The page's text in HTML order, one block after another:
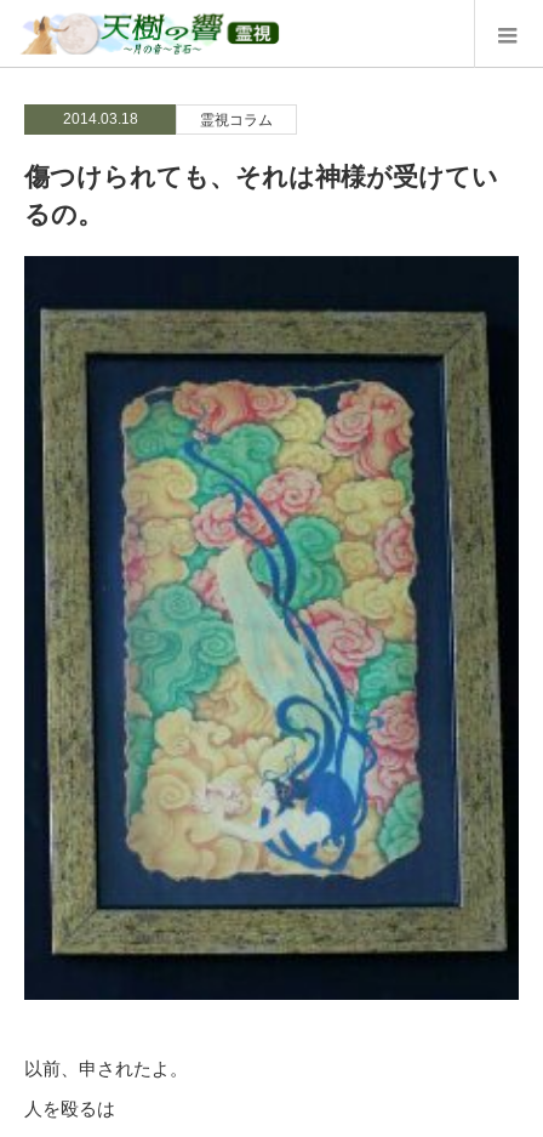
2014.03.18 霊視コラム
傷つけられても、それは神様が受けてい
るの。
以前、申されたよ。
人を殴るは